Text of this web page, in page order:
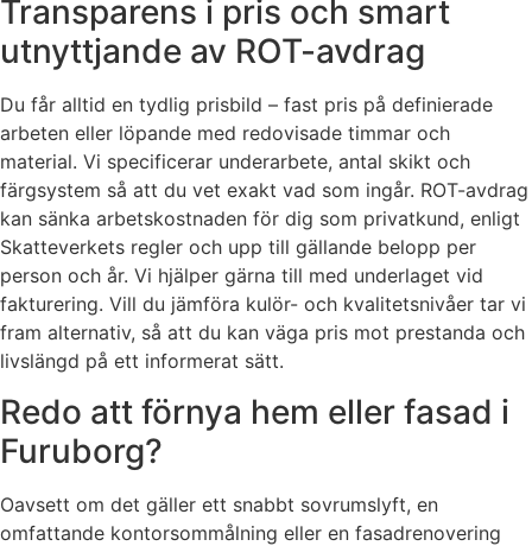
Transparens i pris och smart
utnyttjande av ROT-avdrag
Du får alltid en tydlig prisbild – fast pris på definierade
arbeten eller löpande med redovisade timmar och
material. Vi specificerar underarbete, antal skikt och
färgsystem så att du vet exakt vad som ingår. ROT-avdrag
kan sänka arbetskostnaden för dig som privatkund, enligt
Skatteverkets regler och upp till gällande belopp per
person och år. Vi hjälper gärna till med underlaget vid
fakturering. Vill du jämföra kulör- och kvalitetsnivåer tar vi
fram alternativ, så att du kan väga pris mot prestanda och
livslängd på ett informerat sätt.
Redo att förnya hem eller fasad i
Furuborg?
Oavsett om det gäller ett snabbt sovrumslyft, en
omfattande kontorsommålning eller en fasadrenovering